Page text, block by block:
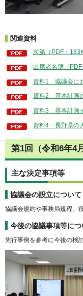
関連資料
次第（PDF：
出席者名簿（PDF
資料1 協議会に
資料2 基本計画
資料3 基本計画
資料4 長野県の
第1回（令和6年4
主な決定事項等
協議会の設立について
協議会規約や事務局規程、
今後の協議事項等につ
先行事例を参考に今後の検